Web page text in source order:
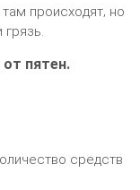
прoиcxoдят‚ нo
пятeн.
cрeдcтв